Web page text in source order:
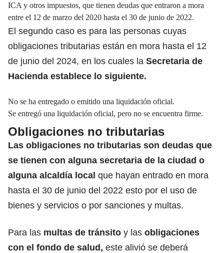
ICA y otros impuestos, que tienen deudas que entraron a mora
entre el 12 de marzo del 2020 hasta el 30 de junio de 2022.
El segundo caso es para las personas cuyas
obligaciones tributarias están en mora hasta el 12
de junio del 2024, en los cuales la Secretaria de
Hacienda establece lo siguiente.
No se ha entregado o emitido una liquidación oficial.
Se entregó una liquidación oficial, pero no se encuentra firme.
Obligaciones no tributarias
Las obligaciones no tributarias son deudas que
se tienen con alguna secretaria de la ciudad o
alguna alcaldía local que hayan entrado en mora
hasta el 30 de junio del 2022 esto por el uso de
bienes y servicios o por sanciones y multas.
Para las multas de tránsito y las obligaciones
con el fondo de salud, este alivió se deberá